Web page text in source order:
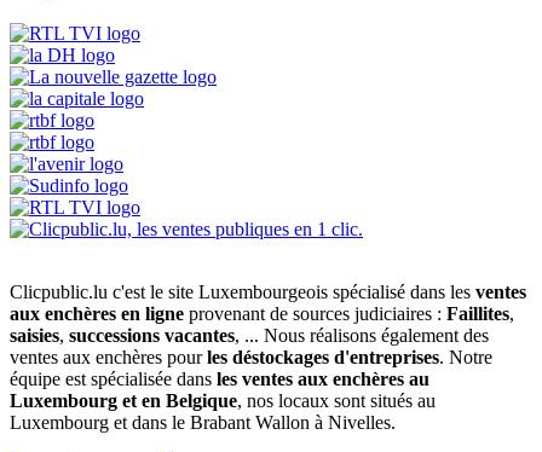
Clicpublic.lu c'est le site Luxembourgeois spécialisé dans les ventes
aux enchères en ligne provenant de sources judiciaires : Faillites,
saisies, successions vacantes, ... Nous réalisons également des
ventes aux enchères pourles déstockages d'entreprises. Notre
équipe est spécialisée dans les ventes aux enchères au
Luxembourg et en Belgique, nos locaux sont situés au
Luxembourg et dans le Brabant Wallon à Nivelles.